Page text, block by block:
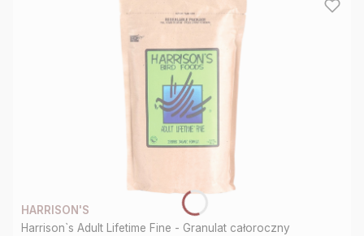
HARRISON'S
Harrison`s Adult Lifetime Fine - Granulat całoroczny